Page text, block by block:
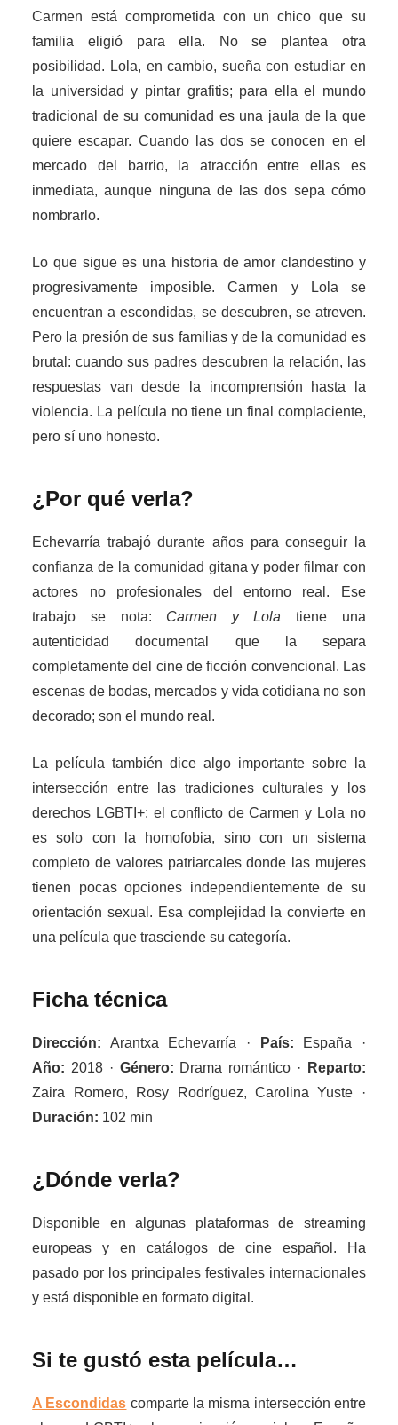
Carmen está comprometida con un chico que su
familia eligió para ella. No se plantea otra
posibilidad. Lola, en cambio, sueña con estudiar en
la universidad y pintar grafitis; para ella el mundo
tradicional de su comunidad es una jaula de la que
quiere escapar. Cuando las dos se conocen en el
mercado del barrio, la atracción entre ellas es
inmediata, aunque ninguna de las dos sepa cómo
nombrarlo.
Lo que sigue es una historia de amor clandestino y
progresivamente imposible. Carmen y Lola se
encuentran a escondidas, se descubren, se atreven.
Pero la presión de sus familias y de la comunidad es
brutal: cuando sus padres descubren la relación, las
respuestas van desde la incomprensión hasta la
violencia. La película no tiene un final complaciente,
pero sí uno honesto.
¿Por qué verla?
Echevarría trabajó durante años para conseguir la
confianza de la comunidad gitana y poder filmar con
actores no profesionales del entorno real. Ese
trabajo se nota: Carmen y Lola tiene una
autenticidad documental que la separa
completamente del cine de ficción convencional. Las
escenas de bodas, mercados y vida cotidiana no son
decorado; son el mundo real.
La película también dice algo importante sobre la
intersección entre las tradiciones culturales y los
derechos LGBTI+: el conflicto de Carmen y Lola no
es solo con la homofobia, sino con un sistema
completo de valores patriarcales donde las mujeres
tienen pocas opciones independientemente de su
orientación sexual. Esa complejidad la convierte en
una película que trasciende su categoría.
Ficha técnica
Dirección: Arantxa Echevarría · País: España ·
Año: 2018 · Género: Drama romántico ·
Reparto:
Zaira Romero, Rosy Rodríguez, Carolina Yuste ·
Duración: 102 min
¿Dónde verla?
Disponible en algunas plataformas de streaming
europeas y en catálogos de cine español. Ha
pasado por los principales festivales internacionales
y está disponible en formato digital.
Si te gustó esta película…
A Escondidas comparte la misma intersección entre